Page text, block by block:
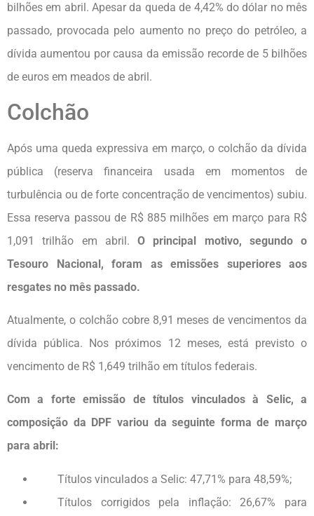
bilhões em abril. Apesar da queda de 4,42% do dólar no mês
passado, provocada pelo aumento no preço do petróleo, a
dívida aumentou por causa da emissão recorde de 5 bilhões
de euros em meados de abril.
Colchão
Após uma queda expressiva em março, o colchão da dívida
pública (reserva financeira usada em momentos de
turbulência ou de forte concentração de vencimentos) subiu.
Essa reserva passou de R$ 885 milhões em março para R$
1,091 trilhão em abril. O principal motivo, segundo o
Tesouro Nacional, foram as emissões superiores aos
resgates no mês passado.
Atualmente, o colchão cobre 8,91 meses de vencimentos da
dívida pública. Nos próximos 12 meses, está previsto o
vencimento de R$ 1,649 trilhão em títulos federais.
Com a forte emissão de títulos vinculados à Selic, a
composição da DPF variou da seguinte forma de março
para abril:
Títulos vinculados a Selic: 47,71% para 48,59%;
Títulos corrigidos pela inflação: 26,67% para